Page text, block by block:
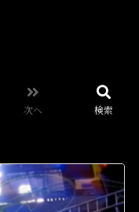
次へ 検索